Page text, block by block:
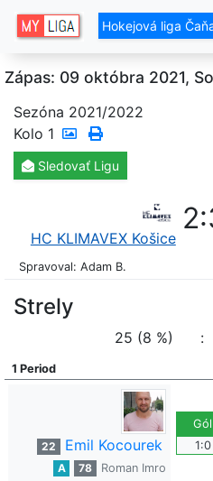
Hokejová liga
Zápas: 09 októbra 2021,
Sezóna 2021/2022
Kolo 1
Sledovať Ligu
HC KLIMAVEX Košice
2:
Spravoval: Adam B.
Strely
25 (8 %) :
1 Period
22 Emil Kocourek
A 78 Roman Imro
Gól
1:0